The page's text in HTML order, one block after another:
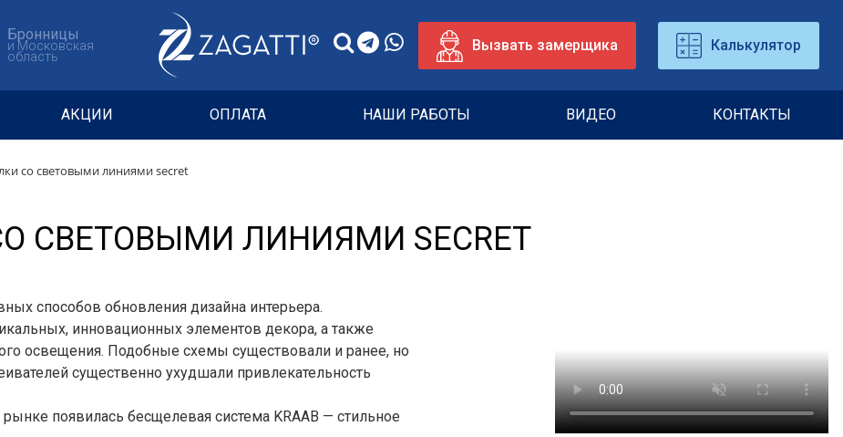
Бронницы
и Московская
область
Вызвать замерщика Калькулятор
АКЦИИ ОПЛАТА НАШИ РАБОТЫ ВИДЕО КОНТАКТЫ
со световыми линиями secret
СВЕТОВЫМИ ЛИНИЯМИ SECRET
способов обновления дизайна интерьера.
инновационных элементов декора, а также
освещения. Подобные схемы существовали и ранее, но
существенно ухудшали привлекательность
появилась бесщелевая система KRAAB — стильное